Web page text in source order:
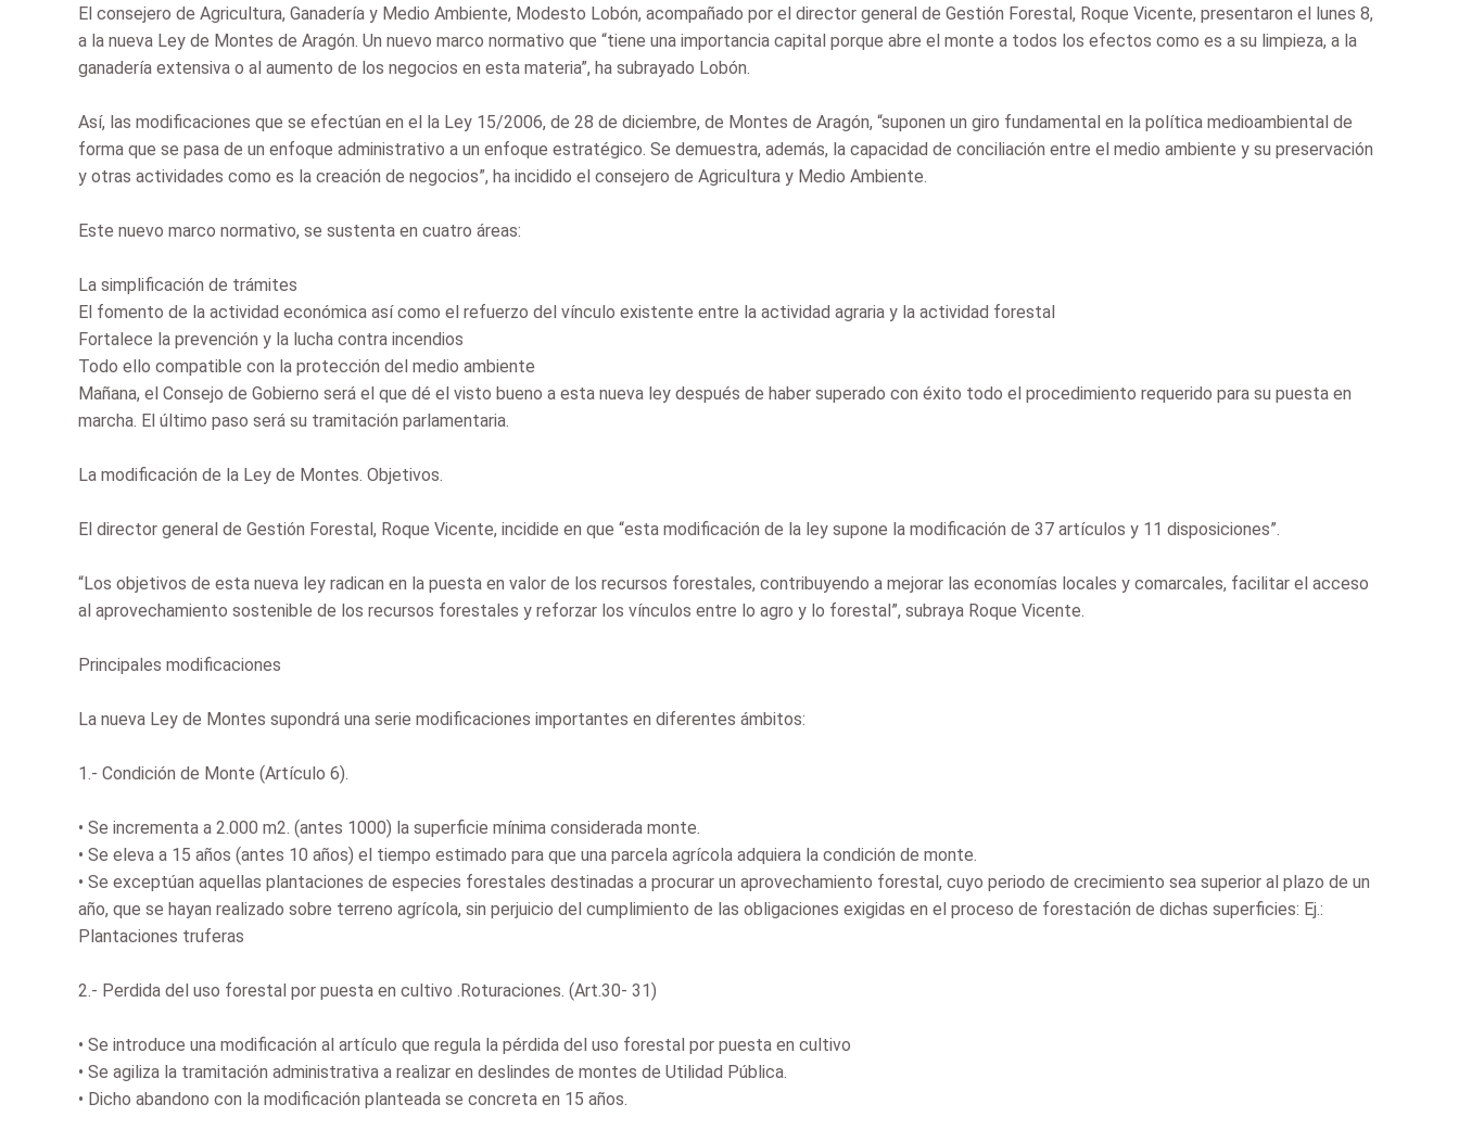
El consejero de Agricultura, Ganadería y Medio Ambiente, Modesto Lobón, acompañado por el director general de Gestión Forestal, Roque Vicente, presentaron el lunes 8,
a la nueva Ley de Montes de Aragón. Un nuevo marco normativo que “tiene una importancia capital porque abre el monte a todos los efectos como es a su limpieza, a la
ganadería extensiva o al aumento de los negocios en esta materia”, ha subrayado Lobón.
Así, las modificaciones que se efectúan en el la Ley 15/2006, de 28 de diciembre, de Montes de Aragón, “suponen un giro fundamental en la política medioambiental de
forma que se pasa de un enfoque administrativo a un enfoque estratégico. Se demuestra, además, la capacidad de conciliación entre el medio ambiente y su preservación
y otras actividades como es la creación de negocios”, ha incidido el consejero de Agricultura y Medio Ambiente.
Este nuevo marco normativo, se sustenta en cuatro áreas:
La simplificación de trámites
El fomento de la actividad económica así como el refuerzo del vínculo existente entre la actividad agraria y la actividad forestal
Fortalece la prevención y la lucha contra incendios
Todo ello compatible con la protección del medio ambiente
Mañana, el Consejo de Gobierno será el que dé el visto bueno a esta nueva ley después de haber superado con éxito todo el procedimiento requerido para su puesta en
marcha. El último paso será su tramitación parlamentaria.
La modificación de la Ley de Montes. Objetivos.
El director general de Gestión Forestal, Roque Vicente, incidide en que “esta modificación de la ley supone la modificación de 37 artículos y 11 disposiciones”.
“Los objetivos de esta nueva ley radican en la puesta en valor de los recursos forestales, contribuyendo a mejorar las economías locales y comarcales, facilitar el acceso
al aprovechamiento sostenible de los recursos forestales y reforzar los vínculos entre lo agro y lo forestal”, subraya Roque Vicente.
Principales modificaciones
La nueva Ley de Montes supondrá una serie modificaciones importantes en diferentes ámbitos:
1.- Condición de Monte (Artículo 6).
• Se incrementa a 2.000 m2. (antes 1000) la superficie mínima considerada monte.
• Se eleva a 15 años (antes 10 años) el tiempo estimado para que una parcela agrícola adquiera la condición de monte.
• Se exceptúan aquellas plantaciones de especies forestales destinadas a procurar un aprovechamiento forestal, cuyo periodo de crecimiento sea superior al plazo de un
año, que se hayan realizado sobre terreno agrícola, sin perjuicio del cumplimiento de las obligaciones exigidas en el proceso de forestación de dichas superficies: Ej.:
Plantaciones truferas
2.- Perdida del uso forestal por puesta en cultivo .Roturaciones. (Art.30- 31)
• Se introduce una modificación al artículo que regula la pérdida del uso forestal por puesta en cultivo
• Se agiliza la tramitación administrativa a realizar en deslindes de montes de Utilidad Pública.
• Dicho abandono con la modificación planteada se concreta en 15 años.